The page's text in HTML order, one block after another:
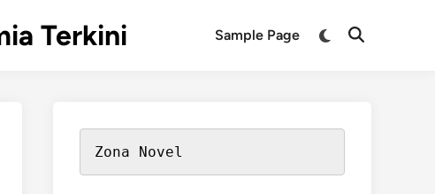
Terkini Sample Page
Switch
Open
Zona Novel